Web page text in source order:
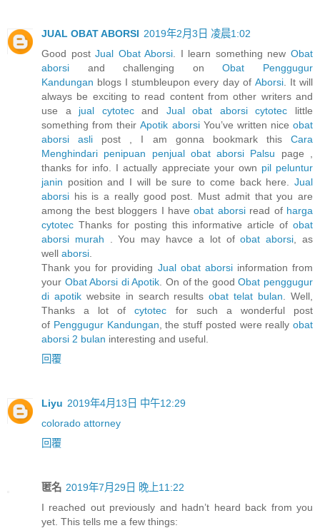
JUAL OBAT ABORSI 2019年2月3日 凌晨1:02
Good postJual Obat Aborsi . I learn something newObat
aborsi and challenging onObat Penggugur
Kandungan blogs I stumbleupon every day of Aborsi. It will
always be exciting to read content from other writers and
use a jual cytotecand Jual obat aborsi cytotec little
something from theirApotik aborsiYou’ve written nice obat
aborsi asli post , I am gonna bookmark thisCara
Menghindari penipuan penjual obat aborsi Palsu page ,
thanks for info. I actually appreciate your own pil peluntur
janin position and I will be sure to come back here. Jual
aborsi his is a really good post. Must admit that you are
among the best bloggers I haveobat aborsiread of harga
cytotec Thanks for posting this informative article of obat
aborsi murah . You may havce a lot ofobat aborsi , as
well aborsi
Thank you for providing Jual obat aborsiinformation from
your Obat Aborsi di Apotik . On of the goodObat penggugur
di apotikwebsite in search resultsobat telat bulan . Well,
Thanks a lot ofcytotec for such a wonderful post
of Penggugur Kandungan , the stuff posted were really obat
aborsi 2 bulan interesting and useful.
回覆
Liyu 2019年4月13日 中午12:29
colorado attorney
回覆
匿名 2019年7月29日 晚上11:22
I reached out previously and hadn’t heard back from you
yet. This tells me a few things: